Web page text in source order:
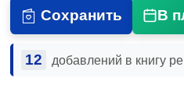
Сохранить В
12 добавлений в книгу